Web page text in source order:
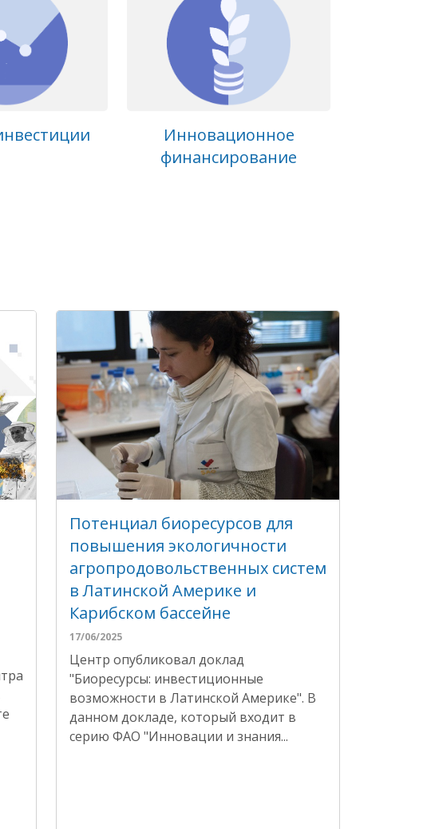
Инновационное
финансирование
Потенциал биоресурсов для
повышения экологичности
агропродовольственных систем
в Латинской Америке и
Карибском бассейне
17/06/2025
Центр опубликовал доклад
"Биоресурсы: инвестиционные
возможности в Латинской Америке". В
данном докладе, который входит в
серию ФАО "Инновации и знания...